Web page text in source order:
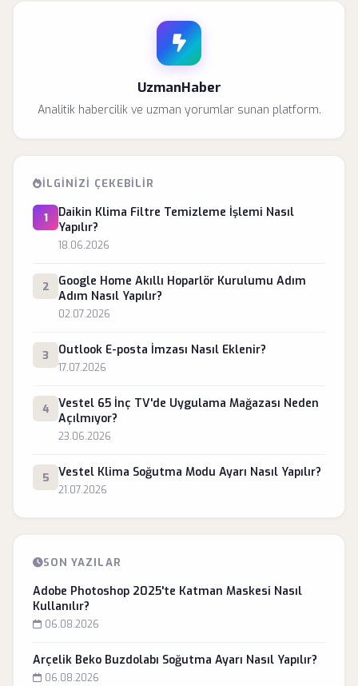
UzmanHaber
Analitik habercilik ve uzman yorumlar sunan platform.
İLGINIZI ÇEKEBILIR
1
Daikin Klima Filtre Temizleme İşlemi Nasıl
Yapılır?
18.06.2026
2
Google Home Akıllı Hoparlör Kurulumu Adım
Adım Nasıl Yapılır?
02.07.2026
3 Outlook E-posta İmzası Nasıl Eklenir?
17.07.2026
4
Vestel 65 İnç TV'de Uygulama Mağazası Neden
Açılmıyor?
23.06.2026
5 Vestel Klima Soğutma Modu Ayarı Nasıl Yapılır?
21.07.2026
SON YAZILAR
Adobe Photoshop 2025'te Katman Maskesi Nasıl
Kullanılır?
06.08.2026
Arçelik Beko Buzdolabı Soğutma Ayarı Nasıl Yapılır?
06.08.2026